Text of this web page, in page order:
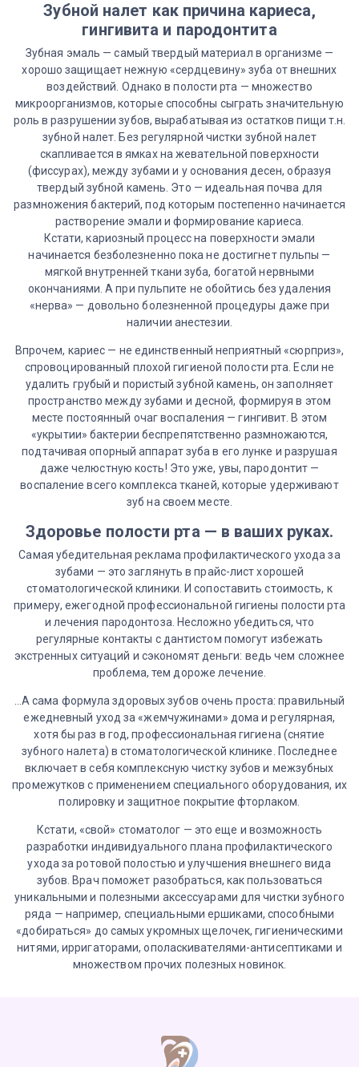
Зубной налет как причина кариеса,
гингивита и пародонтита
Зубная эмаль — самый твердый материал в организме —
хорошо защищает нежную «сердцевину» зуба от внешних
воздействий. Однако в полости рта — множество
микроорганизмов, которые способны сыграть значительную
роль в разрушении зубов, вырабатывая из остатков пищи т.н.
зубной налет. Без регулярной чистки зубной налет
скапливается в ямках на жевательной поверхности
(фиссурах), между зубами и у основания десен, образуя
твердый зубной камень. Это — идеальная почва для
размножения бактерий, под которым постепенно начинается
растворение эмали и формирование кариеса.
Кстати, кариозный процесс на поверхности эмали
начинается безболезненно пока не достигнет пульпы —
мягкой внутренней ткани зуба, богатой нервными
окончаниями. А при пульпите не обойтись без удаления
«нерва» — довольно болезненной процедуры даже при
наличии анестезии.
Впрочем, кариес — не единственный неприятный «сюрприз»,
спровоцированный плохой гигиеной полости рта. Если не
удалить грубый и пористый зубной камень, он заполняет
пространство между зубами и десной, формируя в этом
месте постоянный очаг воспаления — гингивит. В этом
«укрытии» бактерии беспрепятственно размножаются,
подтачивая опорный аппарат зуба в его лунке и разрушая
даже челюстную кость! Это уже, увы, пародонтит —
воспаление всего комплекса тканей, которые удерживают
зуб на своем месте.
Здоровье полости рта — в ваших руках.
Самая убедительная реклама профилактического ухода за
зубами — это заглянуть в прайс-лист хорошей
стоматологической клиники. И сопоставить стоимость, к
примеру, ежегодной профессиональной гигиены полости рта
и лечения пародонтоза. Несложно убедиться, что
регулярные контакты с дантистом помогут избежать
экстренных ситуаций и сэкономят деньги: ведь чем сложнее
проблема, тем дороже лечение.
…А сама формула здоровых зубов очень проста: правильный
ежедневный уход за «жемчужинами» дома и регулярная,
хотя бы раз в год, профессиональная гигиена (снятие
зубного налета) в стоматологической клинике. Последнее
включает в себя комплексную чистку зубов и межзубных
промежутков с применением специального оборудования, их
полировку и защитное покрытие фторлаком.
Кстати, «свой» стоматолог — это еще и возможность
разработки индивидуального плана профилактического
ухода за ротовой полостью и улучшения внешнего вида
зубов. Врач поможет разобраться, как пользоваться
уникальными и полезными аксессуарами для чистки зубного
ряда — например, специальными ершиками, способными
«добираться» до самых укромных щелочек, гигиеническими
нитями, ирригаторами, ополаскивателями-антисептиками и
множеством прочих полезных новинок.